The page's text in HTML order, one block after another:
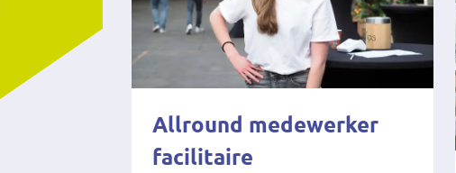
Allround medewerker
facilitaire